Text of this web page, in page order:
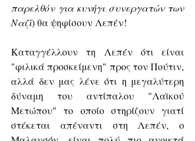
παρελθόν για κυνήγι συνεργατών των
Ναζί) θα ψηφίσουν Λεπέν!
Καταγγέλλουν τη Λεπέν ότι είναι
"φιλικά προσκείμενη" προς τον Πούτιν,
αλλά δεν μας λένε ότι η μεγαλύτερη
δύναμη του αντίπαλου "Λαϊκού
Μετώπου" το οποίο στηρίζουν γιατί
στέκεται απέναντι στη Λεπέν, ο